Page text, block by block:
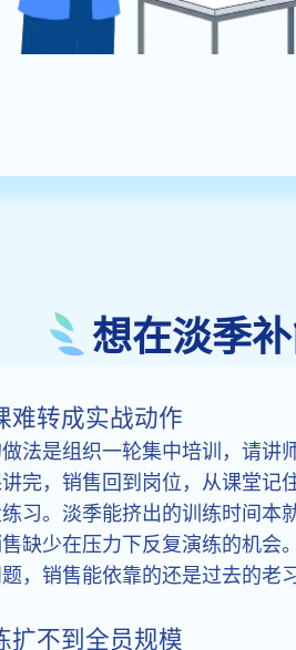
想在淡季
难转成实战动作
法是组织一轮集中培训，请讲
完，销售回到岗位，从课堂记
习。淡季能挤出的训练时间本
缺少在压力下反复演练的机会
，销售能依靠的还是过去的老
扩不到全员规模